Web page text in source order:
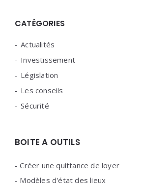
CATÉGORIES
Actualités
Investissement
Législation
Les conseils
Sécurité
BOITE A OUTILS
-Créer une quittance de loyer
- Modèles d'état des lieux